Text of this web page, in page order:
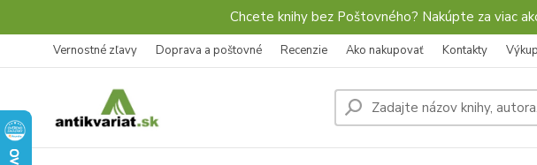
Chcete knihy bez Poštovného? Nakúpte za viac
Vernostné zľavy Doprava a poštovné Recenzie Ako nakupovať Kontakty